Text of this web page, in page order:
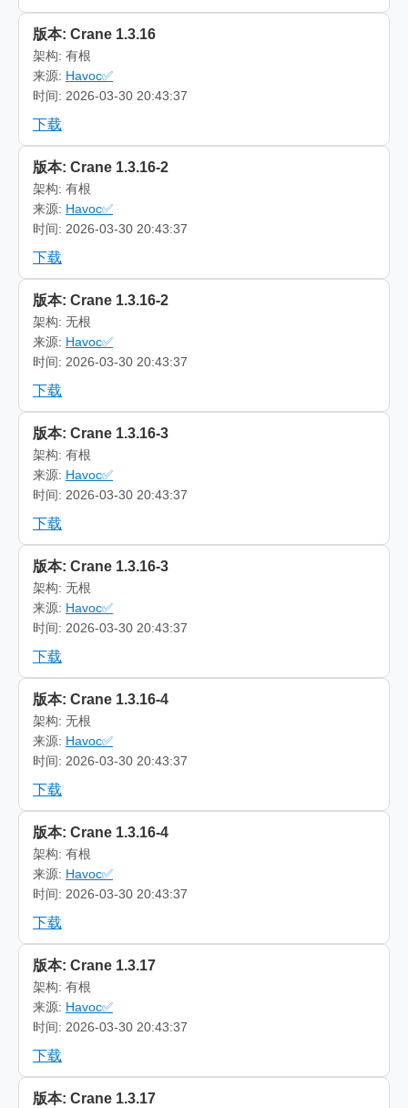
版本: Crane 1.3.16
架构: 有根
来源: Havoc✅
时间: 2026-03-30 20:43:37
下载
版本: Crane 1.3.16-2
架构: 有根
来源: Havoc✅
时间: 2026-03-30 20:43:37
下载
版本: Crane 1.3.16-2
架构: 无根
来源: Havoc✅
时间: 2026-03-30 20:43:37
下载
版本: Crane 1.3.16-3
架构: 有根
来源: Havoc✅
时间: 2026-03-30 20:43:37
下载
版本: Crane 1.3.16-3
架构: 无根
来源: Havoc✅
时间: 2026-03-30 20:43:37
下载
版本: Crane 1.3.16-4
架构: 无根
来源: Havoc✅
时间: 2026-03-30 20:43:37
下载
版本: Crane 1.3.16-4
架构: 有根
来源: Havoc✅
时间: 2026-03-30 20:43:37
下载
版本: Crane 1.3.17
架构: 有根
来源: Havoc✅
时间: 2026-03-30 20:43:37
下载
版本: Crane 1.3.17